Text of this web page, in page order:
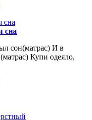
сна
сон(матрас) И в
Купи одеяло,